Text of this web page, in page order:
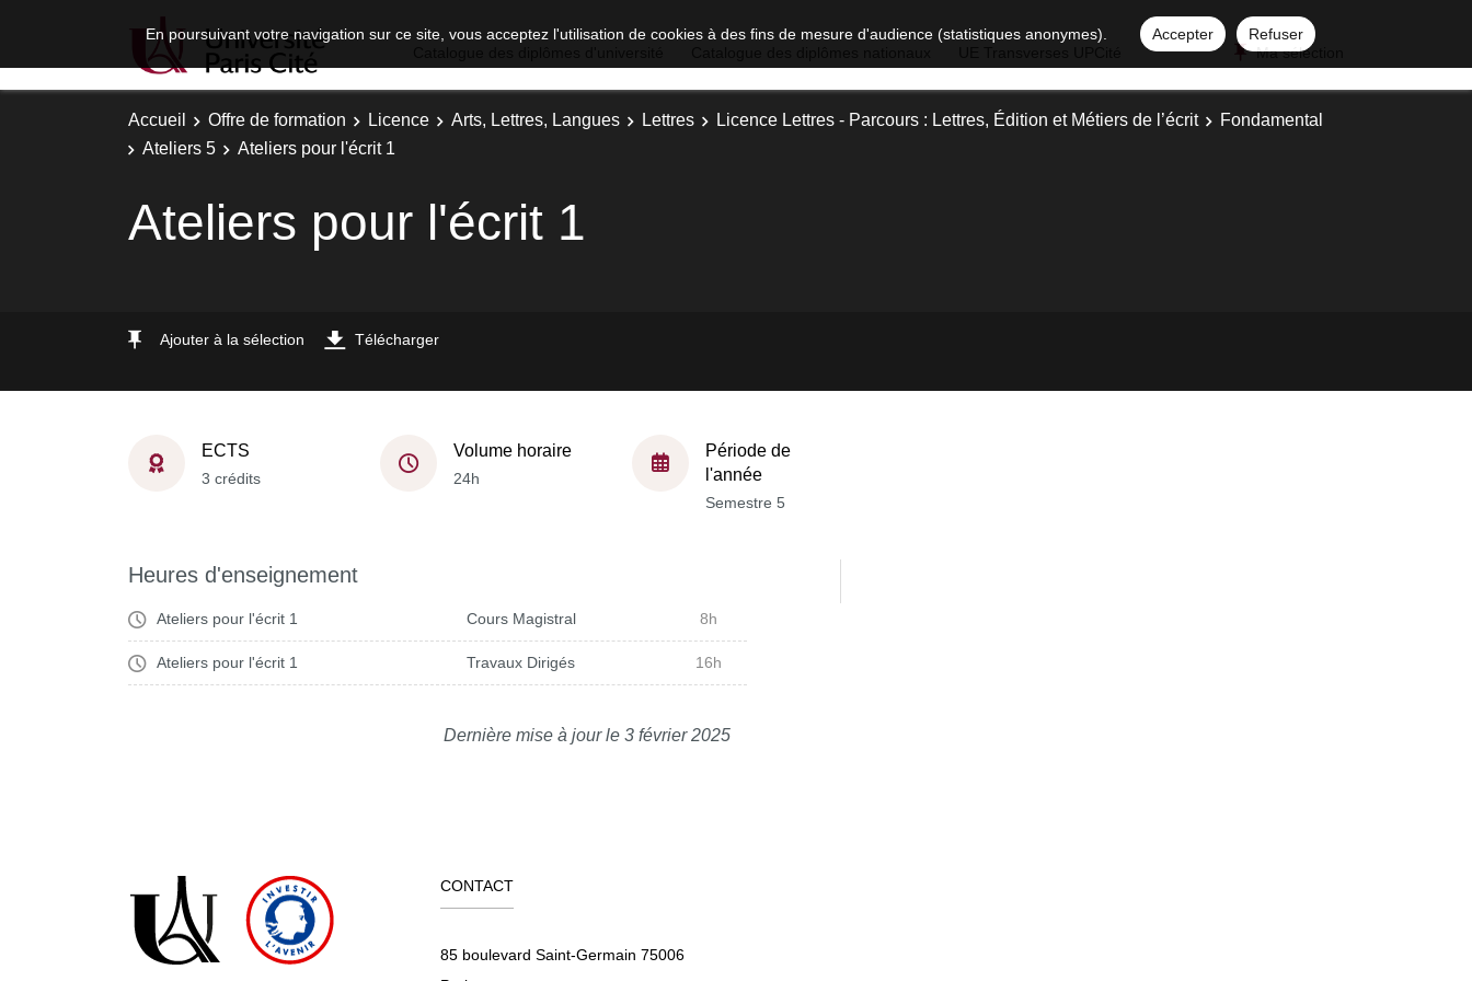
En poursuivant votre navigation sur ce site, vous acceptez l'utilisation de cookies à des fins de mesure d'audience (statistiques anonymes). Accepter
Refuser
Ma sélection
Accueil Offre de formation Licence Arts, Lettres, Langues Lettres Licence Lettres - Parcours : Lettres, Édition et Métiers de l’écrit
Fondamental
Ateliers 5
Ateliers pour l'écrit 1
Ateliers pour l'écrit 1
Ajouter à la sélection Télécharger
ECTS
3 crédits
Volume horaire
24h
Période de
l'année
Semestre 5
Heures d'enseignement
Ateliers pour l'écrit 1 Cours Magistral 8h
Ateliers pour l'écrit 1 Travaux Dirigés 16h
Dernière mise à jour le 3 février 2025
CONTACT
85 boulevard Saint-Germain 75006